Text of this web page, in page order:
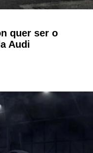
quer ser o
Audi